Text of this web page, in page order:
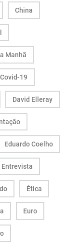
China
Manhã
Covid-19
David Elleray
Eduardo Coelho
Entrevista
Ética
Euro